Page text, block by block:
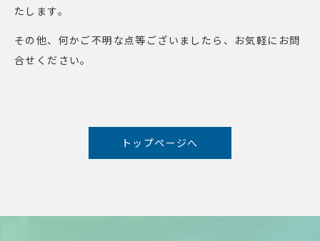
たします。
その他、何かご不明な点等ございましたら、お気軽にお問
合せください。
トップページへ